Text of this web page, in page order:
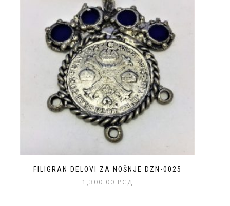
FILIGRAN DELOVI ZA NOŠNJE DZN-0025
1,300.00 РСД